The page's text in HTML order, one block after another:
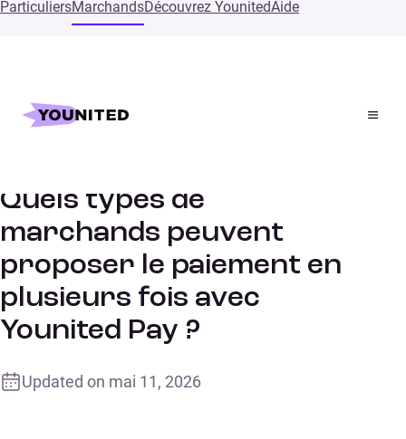
ParticuliersMarchandsDécouvrez YounitedAide
Accueil
Supports
Quels types de
marchands peuvent
proposer le paiement en
plusieurs fois avec
Younited Pay ?
Updated on mai 11, 2026